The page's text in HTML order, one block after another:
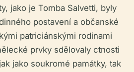
jako je Tomba Salvetti, byly
postavení a občanské
patriciánskými rodinami
prvky sdělovaly ctnosti
jako soukromé památky, tak